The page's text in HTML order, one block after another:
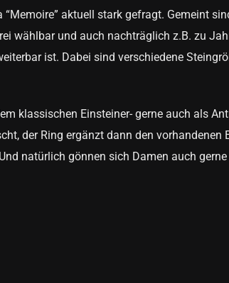
aktuell stark gefragt. Gemeint
wählbar und auch nachträglich z.B. zu
ist. Dabei sind verschiedene
klassischen Einsteiner- gerne auch als
der Ring ergänzt dann den vorhandenen
natürlich gönnen sich Damen auch